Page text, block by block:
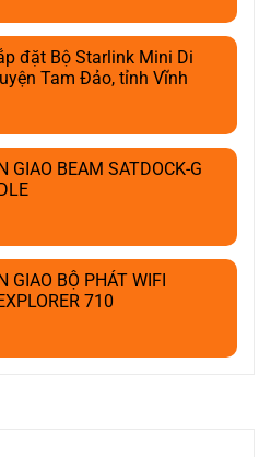
đặt Bộ Starlink Mini Di
Tam Đảo, tỉnh Vĩnh
GIAO BEAM SATDOCK-G
GIAO BỘ PHÁT WIFI
710